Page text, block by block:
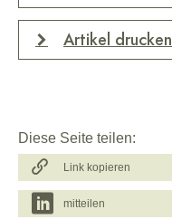
Artikel drucken
Diese Seite teilen:
Link kopieren
mitteilen